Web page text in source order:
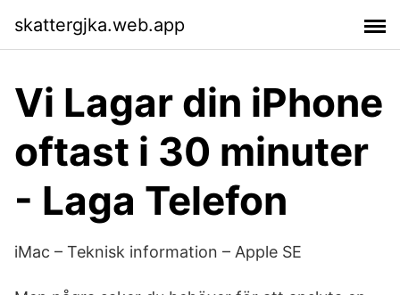
skattergjka.web.app
Vi Lagar din iPhone
oftast i 30 minuter
- Laga Telefon
iMac – Teknisk information – Apple SE